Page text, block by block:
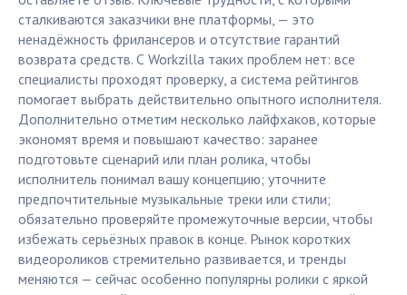
сталкиваются заказчики вне платформы, — это
ненадёжность фрилансеров и отсутствие гарантий
возврата средств. С Workzilla таких проблем нет: все
специалисты проходят проверку, а система рейтингов
помогает выбрать действительно опытного исполнителя.
Дополнительно отметим несколько лайфхаков, которые
экономят время и повышают качество: заранее
подготовьте сценарий или план ролика, чтобы
исполнитель понимал вашу концепцию; уточните
предпочтительные музыкальные треки или стили;
обязательно проверяйте промежуточные версии, чтобы
избежать серьёзных правок в конце. Рынок коротких
видеороликов стремительно развивается, и тренды
меняются — сейчас особенно популярны ролики с яркой